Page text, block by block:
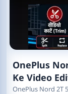
OnePlus
Ke Video
OnePlus Nord 2T 5G